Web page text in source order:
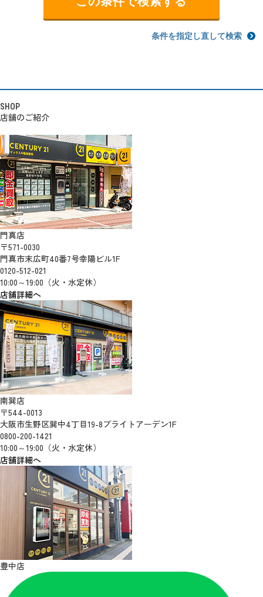
条件を指定し直して検索
SHOP
店舗のご紹介
門真店
〒571-0030
門真市末広町40番7号幸陽ビル1F
0120-512-021
10:00～19:00（火・水定休）
店舗詳細へ
南巽店
〒544-0013
大阪市生野区巽中4丁目19-8ブライトアーデン1F
0800-200-1421
10:00～19:00（火・水定休）
店舗詳細へ
豊中店